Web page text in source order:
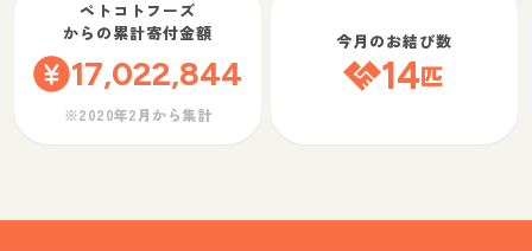
ペトコトフーズ
からの累計寄付金額
17,022,844
※2020年2月から集計
今月のお結び数
14匹